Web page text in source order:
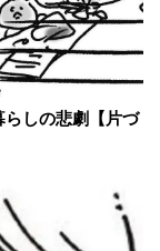
しの悲劇【片づ